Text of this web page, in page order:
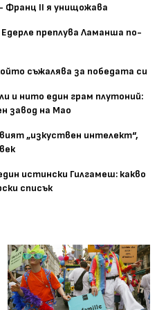
Франц II я унищожава
преплува Ламанша по-
съжалява за победата си
и нито един грам плутоний:
завод на Мао
„изкуствен интелект“,
истински Гилгамеш: какво
списък